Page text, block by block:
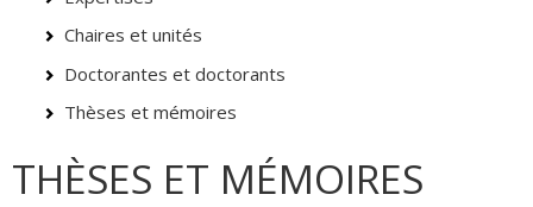
Chaires et unités
Doctorantes et doctorants
Thèses et mémoires
THÈSES ET MÉMOIRES